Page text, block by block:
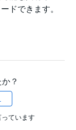
ドできます。
？
ています